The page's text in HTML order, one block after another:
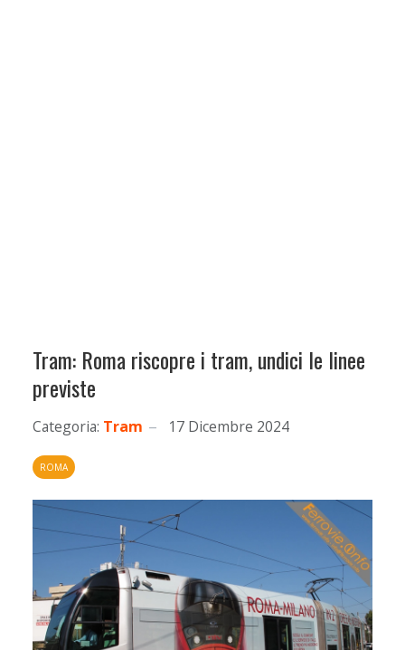
Tram: Roma riscopre i tram, undici le linee
previste
Categoria: Tram 17 Dicembre 2024
ROMA